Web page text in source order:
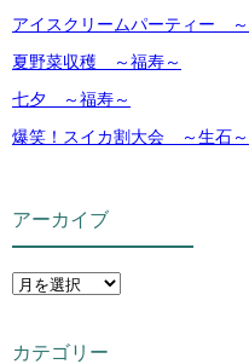
アイスクリームパーティー ～
夏野菜収穫 ～福寿～
七夕 ～福寿～
爆笑！スイカ割大会 ～生石～
アーカイブ
カテゴリー